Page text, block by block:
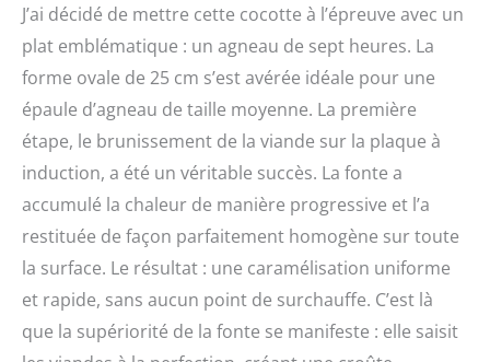
sécurité en cuisine. Plus
stylisé et ajusté, le
couvercle permet une
meilleure hydratation du
plat et une meilleure
conservation des arômes.
En son centre trône un
nouveau bouton en acier
inoxydable. Il résiste à
toutes les températures
du four et se saisit plus
facilement grâce à sa
préhension ergonomique
pour une meilleure
sécurité d’utilisation.<P>
J’ai décidé de mettre cette cocotte à l’épreuve avec un
plat emblématique : un agneau de sept heures. La
forme ovale de 25 cm s’est avérée idéale pour une
épaule d’agneau de taille moyenne. La première
étape, le brunissement de la viande sur la plaque à
induction, a été un véritable succès. La fonte a
accumulé la chaleur de manière progressive et l’a
restituée de façon parfaitement homogène sur toute
la surface. Le résultat : une caramélisation uniforme
et rapide, sans aucun point de surchauffe. C’est là
que la supériorité de la fonte se manifeste : elle saisit